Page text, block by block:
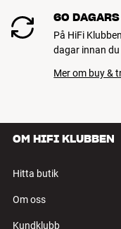
60 DAGARS
På HiFi
dagar innan
Mer om buy &
OM HIFI KLUBBEN
Hitta butik
Om oss
Kundklubb